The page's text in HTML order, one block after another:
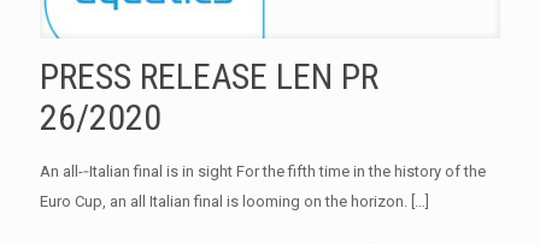
PRESS RELEASE LEN PR
26/2020
An all-­‐Italian final is in sight For the fifth time in the history of the
Euro Cup, an all Italian final is looming on the horizon.